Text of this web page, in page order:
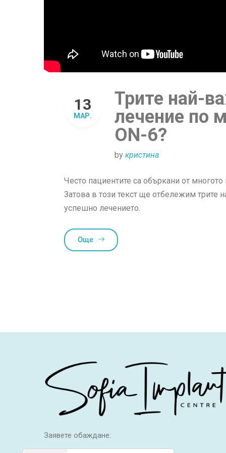
13
МАР.
Трите най-
лечение по
ON-6?
by кристина
Често пациентите са объркани от
Затова в този текст ще отбележим трите
успешно лечението.
Още
Заявете обаждане: